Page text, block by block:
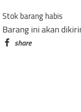
Stok barang habis
133
KECIL
quantity
Barang ini akan